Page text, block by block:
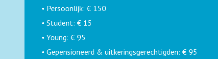
• Persoonlijk: € 150
• Student: € 15
• Young: € 95
• Gepensioneerd & uitkeringsgerechtigden: € 95